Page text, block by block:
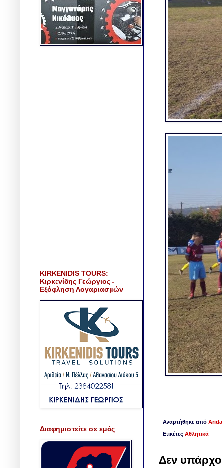
Αναρτήθηκε από
Ετικέτες Αθλητικά
Δεν
KIRKENIDIS TOURS:
Κιρκενίδης Γεώργιος -
Εξόφληση Λογαριασμών
Διαφημιστείτε σε εμάς